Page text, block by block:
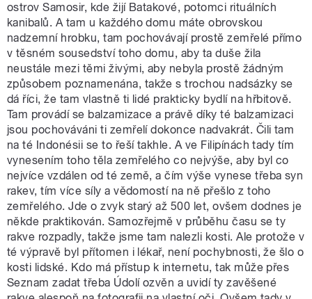
ostrov Samosir, kde žijí Batakové, potomci rituálních
kanibalů. A tam u každého domu máte obrovskou
nadzemní hrobku, tam pochovávají prostě zemřelé přímo
v těsném sousedství toho domu, aby ta duše žila
neustále mezi těmi živými, aby nebyla prostě žádným
způsobem poznamenána, takže s trochou nadsázky se
dá říci, že tam vlastně ti lidé prakticky bydlí na hřbitově.
Tam provádí se balzamizace a právě díky té balzamizaci
jsou pochováváni ti zemřelí dokonce nadvakrát. Čili tam
na té Indonésii se to řeší takhle. A ve Filipínách tady tím
vynesením toho těla zemřelého co nejvýše, aby byl co
nejvíce vzdálen od té země, a čím výše vynese třeba syn
rakev, tím více síly a vědomostí na ně přešlo z toho
zemřelého. Jde o zvyk starý až 500 let, ovšem dodnes je
někde praktikován. Samozřejmě v průběhu času se ty
rakve rozpadly, takže jsme tam nalezli kosti. Ale protože v
té výpravě byl přítomen i lékař, není pochybnosti, že šlo o
kosti lidské. Kdo má přístup k internetu, tak může přes
Seznam zadat třeba Údolí ozvěn a uvidí ty zavěšené